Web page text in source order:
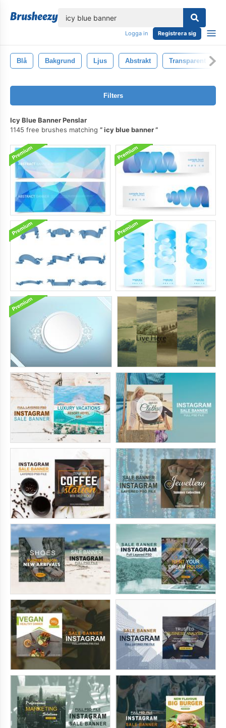
Logga in Registrera sig
Blå Bakgrund Ljus Abstrakt Transparent
Filters
Icy Blue Banner Penslar
1145 free brushes matching
icy blue banner